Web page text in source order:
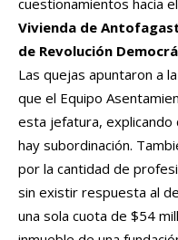
cuestionamientos hacia
Vivienda de
de Revolución
Las quejas apuntaron a
que el Equipo
esta jefatura,
hay subordinación.
por la cantidad de
sin existir respuesta al
una sola cuota de $54